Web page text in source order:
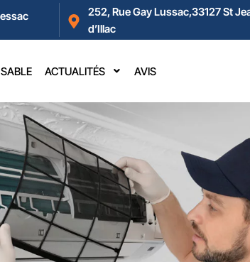
252, Rue Gay Lussac,33127 St
d’Illac
ACTUALITÉS AVIS